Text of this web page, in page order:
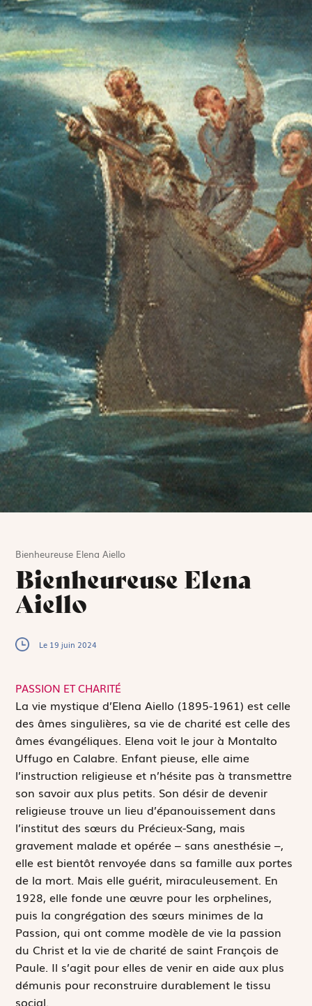
Bienheureuse Elena Aiello
Bienheureuse Elena
Aiello
Le 19 juin 2024
PASSION ET CHARITÉ
La vie mystique d’Elena Aiello (1895-1961) est celle
des âmes singulières, sa vie de charité est celle des
âmes évangéliques. Elena voit le jour à Montalto
Uffugo en Calabre. Enfant pieuse, elle aime
l’instruction religieuse et n’hésite pas à transmettre
son savoir aux plus petits. Son désir de devenir
religieuse trouve un lieu d’épanouissement dans
l’institut des sœurs du Précieux-Sang, mais
gravement malade et opérée – sans anesthésie –,
elle est bientôt renvoyée dans sa famille aux portes
de la mort. Mais elle guérit, miraculeusement. En
1928, elle fonde une œuvre pour les orphelines,
puis la congrégation des sœurs minimes de la
Passion, qui ont comme modèle de vie la passion
du Christ et la vie de charité de saint François de
Paule. Il s’agit pour elles de venir en aide aux plus
démunis pour reconstruire durablement le tissu
social.